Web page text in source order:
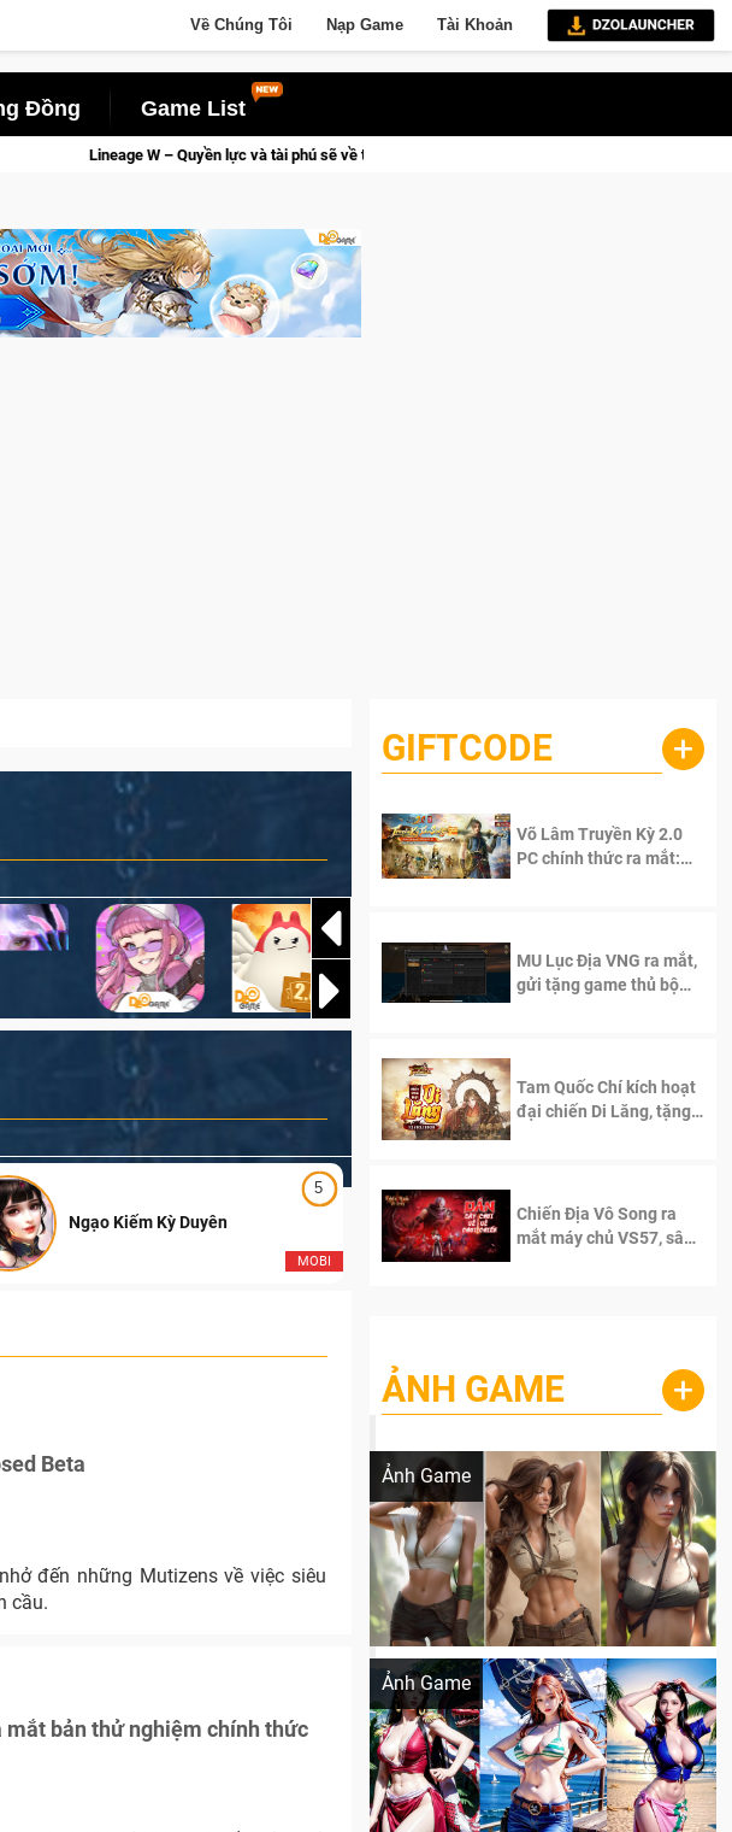
Về Chúng Tôi Nạp Game Tài Khoản
Đồng Game List
và tài phú sẽ về tay kẻ đoạt được Vương Quyền thành Kent sắp tới!
5
MOBI
Ngạo Kiếm Kỳ Duyên Ngạo Thiên Mobile
Beta
đến những Mutizens về việc siêu
cầu.
mắt bản thử nghiệm chính thức
GIFTCODE +
Võ Lâm Truyền Kỳ 2.0
PC chính thức ra mắt:
MU Lục Địa VNG ra mắt,
gửi tặng game thủ bộ
Tam Quốc Chí kích hoạt
đại chiến Di Lăng, tặng
Chiến Địa Vô Song ra
mắt máy chủ VS57, sân
ẢNH GAME +
Ảnh Game
Lala Croft vừa nóng vừa xinh dưới nét vẽ
Ảnh Game
Khi AI Cosplay gái đẹp One Piece